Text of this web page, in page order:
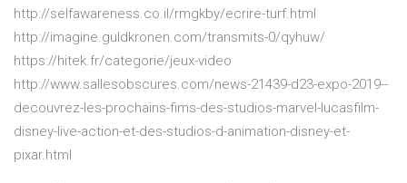
http://selfawareness.co.il/rmgkby/ecrire-turf.html
http://imagine.guldkronen.com/transmits-0/qyhuw/
https://hitek.fr/categorie/jeux-video
http://www.sallesobscures.com/news-21439-d23-expo-2019--
decouvrez-les-prochains-fims-des-studios-marvel-lucasfilm-
disney-live-action-et-des-studios-d-animation-disney-et-
pixar.html